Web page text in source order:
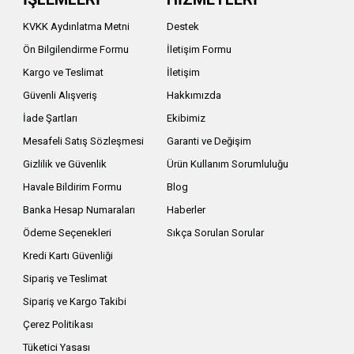
noktaları ve güçlü taşıma sistemi, saha ve outdoor
çıkar.
Laptop, kişisel eşyalar, fener, çakı, matara,
ve toka yapısı gibi detaylara göre değişiklik
önemli unsurlar arasında yer alır.
Günlük kullanım için kompakt bir model yeterli
olabilir.
Outdoor, profesyonel saha kullanımı ve
KVKK Aydınlatma Metni
Ön Bilgilendirme Formu
Kargo ve Teslimat
Güvenli Alışveriş
İade Şartları
Mesafeli Satış Sözleşmesi
Gizlilik ve Güvenlik
Havale Bildirim Formu
Banka Hesap Numaraları
Ödeme Seçenekleri
Kredi Kartı Güvenliği
Sipariş ve Teslimat
Sipariş ve Kargo Takibi
Çerez Politikası
Tüketici Yasası
Destek
İletişim Formu
İletişim
Hakkımızda
Ekibimiz
Garanti ve Değişim
Ürün Kullanım Sorumluluğu
Blog
Haberler
Sıkça Sorulan Sorular